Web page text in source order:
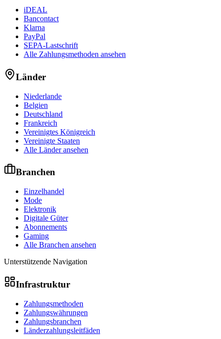
iDEAL
Bancontact
Klarna
PayPal
SEPA-Lastschrift
Alle Zahlungsmethoden ansehen
Länder
Niederlande
Belgien
Deutschland
Frankreich
Vereinigtes Königreich
Vereinigte Staaten
Alle Länder ansehen
Branchen
Einzelhandel
Mode
Elektronik
Digitale Güter
Abonnements
Gaming
Alle Branchen ansehen
Unterstützende Navigation
Infrastruktur
Zahlungsmethoden
Zahlungswährungen
Zahlungsbranchen
Länderzahlungsleitfäden